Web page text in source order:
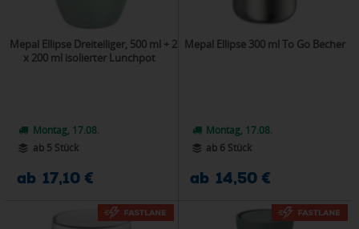
Mepal Ellipse Dreiteiliger, 500 ml + 2
x 200 ml isolierter Lunchpot
Montag, 17.08.
ab 5 Stück
ab 17,10 €
Mepal Ellipse 300 ml To Go Becher
Montag, 17.08.
ab 6 Stück
ab 14,50 €